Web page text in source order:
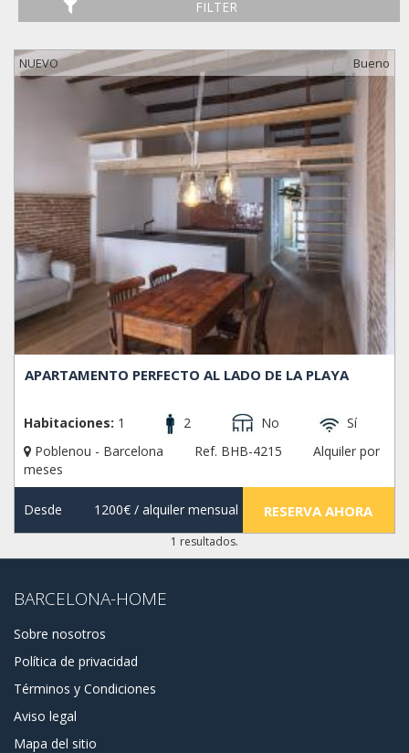
FILTER
NUEVO Bueno
APARTAMENTO PERFECTO AL LADO DE LA PLAYA
Habitaciones: 1 2 No
Sí
Poblenou - Barcelona
Ref. BHB-4215
Alquiler por
meses
Desde 1200€/ alquiler mensual RESERVA AHORA
1 resultados.
BARCELONA-HOME
Sobre nosotros
Política de privacidad
Términos y Condiciones
Aviso legal
Mapa del sitio